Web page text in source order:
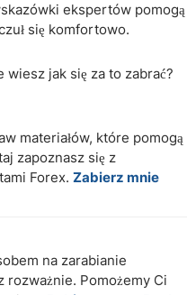
ekspertów pomogą
się komfortowo.
wiesz jak się za to zabrać?
materiałów, które pomogą
zapoznasz się z
Forex. Zabierz mnie
na zarabianie
rozważnie. Pomożemy Ci